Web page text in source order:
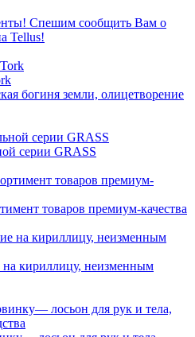
Спешим сообщить Вам о
Tellus!
богиня земли, олицетворение
серии GRASS
товаров премиум-качества
на кириллицу, неизменным